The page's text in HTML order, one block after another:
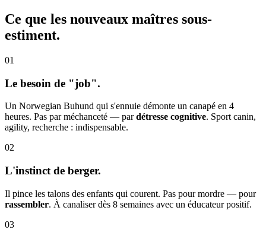
Ce que les nouveaux maîtres sous-
estiment.
01
Le besoin de "job".
Un Norwegian Buhund qui s'ennuie démonte un canapé en 4
heures. Pas par méchanceté — pardétresse cognitive. Sport canin,
agility, recherche : indispensable.
02
L'instinct de berger.
Il pince les talons des enfants qui courent. Pas pour mordre — pour
rassembler. À canaliser dès 8 semaines avec un éducateur positif.
03